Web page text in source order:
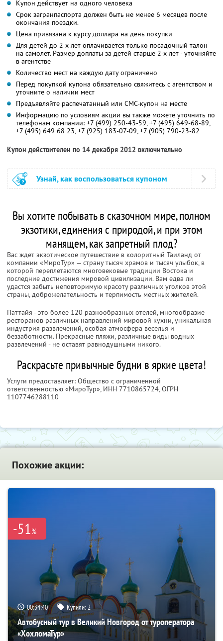
Купон действует на одного человека
Срок загранпаспорта должен быть не менее 6 месяцев после
окончания поездки.
Цена привязана к курсу доллара на день покупки
Для детей до 2-х лет оплачивается только посадочный талон
на самолет. Размер доплаты за детей старше 2-х лет - уточняйте
в агентстве
Количество мест на каждую дату ограничено
Перед покупкой купона обязательно свяжитесь с агентством и
уточните о наличии мест
Предъявляйте распечатанный или СМС-купон на месте
Информацию по условиям акции вы также можете уточнить по
телефонам компании: +7 (499) 250-43-59, +7 (495) 649-68-89,
+7 (495) 649 68 23, +7 (925) 183-07-09, +7 (905) 790-23-82
Купон действителен по 14 декабря 2012 включительно
Узнай, как воспользоваться купоном
Вы хотите побывать в сказочном мире, полном
экзотики, единения с природой, и при этом
манящем, как запретный плод?
Вас ждет экзотическое путешествие в колоритный Таиланд от
компании «МироТур» — страну тысяч храмов и тысяч улыбок, в
которой переплетаются многовековые традиции Востока и
последние достижения мировой цивилизации. Вам едва ли
удастся забыть неповторимую красоту различных уголков этой
страны, доброжелательность и терпимость местных жителей.
Паттайя - это более 120 разнообразных отелей, многообразие
ресторанов различных направлений мировой кухни, уникальная
индустрия развлечений, особая атмосфера веселья и
беззаботности. Прекрасные пляжи, различные виды водных
развлечений - не оставят равнодушными никого.
Раскрасьте привычные будни в яркие цвета!
Услуги предоставляет: Общество с ограниченной
ответственностью «МироТур», ИНН 7710865724, ОГРН
1107746288110
Похожие акции:
-51%
00:34:38 Купили:2
Автобусный тур в Великий Новгород от туроператора
«ХохломаТур»